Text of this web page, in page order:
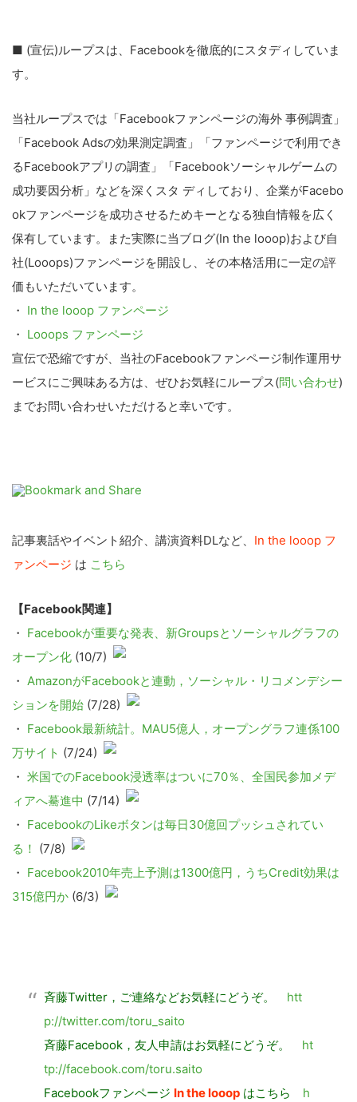
■ (宣伝)ループスは、Facebookを徹底的にスタディしていま
す。
当社ループスでは「Facebookファンページの海外 事例調査」
「Facebook Adsの効果測定調査」「ファンページで利用でき
るFacebookアプリの調査」「Facebookソーシャルゲームの
成功要因分析」などを深くスタ ディしており、企業がFacebo
okファンページを成功させるためキーとなる独自情報を広く
保有しています。また実際に当ブログ(In the looop)および自
社(Looops)ファンページを開設し、その本格活用に一定の評
価もいただいています。
・ In the looop ファンページ
・ Looops ファンページ
宣伝で恐縮ですが、当社のFacebookファンページ制作運用サ
ービスにご興味ある方は、ぜひお気軽にループス(問い合わせ)
までお問い合わせいただけると幸いです。
記事裏話やイベント紹介、講演資料DLなど、 In the looop フ
ァンページ は こちら
【Facebook関連】
・ Facebookが重要な発表、新Groupsとソーシャルグラフの
オープン化 (10/7)
・ AmazonがFacebookと連動，ソーシャル・リコメンデシー
ションを開始 (7/28)
・ Facebook最新統計。MAU5億人，オープングラフ連係100
万サイト (7/24)
・ 米国でのFacebook浸透率はついに70％、全国民参加メデ
ィアへ驀進中 (7/14)
・ FacebookのLikeボタンは毎日30億回プッシュされてい
る！ (7/8)
・ Facebook2010年売上予測は1300億円，うちCredit効果は
315億円か (6/3)
斉藤Twitter，ご連絡などお気軽にどうぞ。 htt
p://twitter.com/toru_saito
斉藤Facebook，友人申請はお気軽にどうぞ。 ht
tp://facebook.com/toru.saito
Facebookファンページ In the looop はこちら h